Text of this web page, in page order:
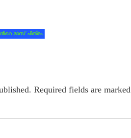
മാസ് ചിത്രം
Required fields are marked